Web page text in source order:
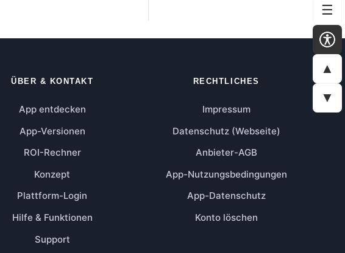
ÜBER & KONTAKT
App entdecken
App-Versionen
ROI-Rechner
Konzept
Plattform-Login
Hilfe & Funktionen
Support
RECHTLICHES
Impressum
Datenschutz (Webseite)
Anbieter-AGB
App-Nutzungsbedingungen
App-Datenschutz
Konto löschen
☰
▲
▼